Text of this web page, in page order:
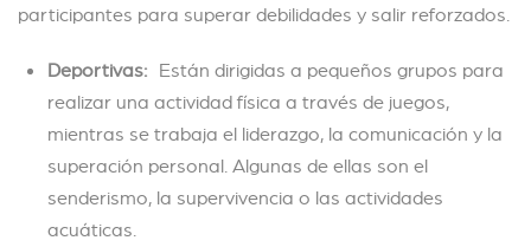
participantes para superar debilidades y salir reforzados.
Deportivas: Están dirigidas a pequeños grupos para
realizar una actividad física a través de juegos,
mientras se trabaja el liderazgo, la comunicación y la
superación personal. Algunas de ellas son el
senderismo, la supervivencia o las actividades
acuáticas.